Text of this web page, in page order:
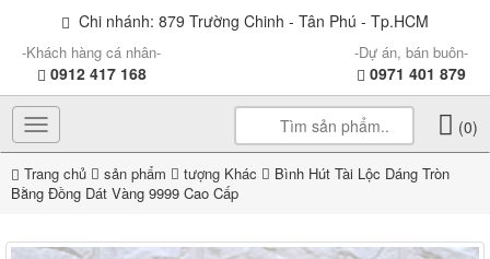
Chi nhánh: 879 Trường Chinh - Tân Phú - Tp.HCM
-Khách hàng cá nhân-
0912 417 168
-Dự án, bán buôn-
0971 401 879
Toggle
navigation
(0)
Trang chủ sản phẩm tượng Khác
Bình Hút Tài Lộc Dáng Tròn
Bằng Đồng Dát Vàng 9999 Cao Cấp